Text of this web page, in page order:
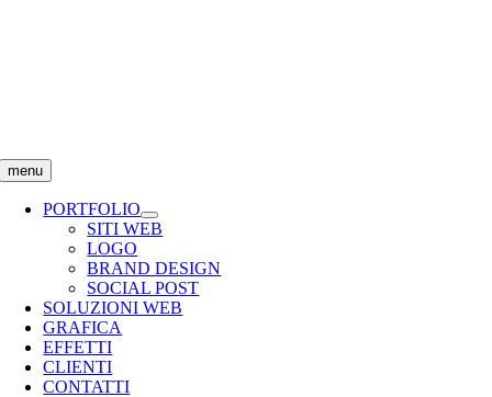
menu
PORTFOLIO
SITI WEB
LOGO
BRAND DESIGN
SOCIAL POST
SOLUZIONI WEB
GRAFICA
EFFETTI
CLIENTI
CONTATTI